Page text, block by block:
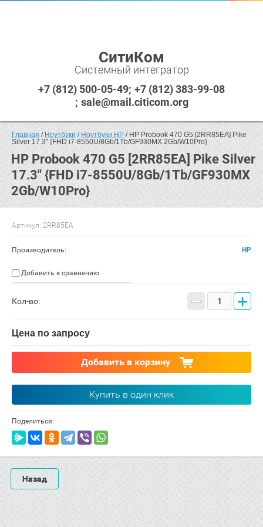
СитиКом
Системный интегратор
+7 (812) 500-05-49 +7 (812) 383-99-08
sale@mail.citicom.org
Главная / Ноутбуки / Ноутбуки HP / HP Probook 470 G5 [2RR85EA] Pike
Silver 17.3" {FHD i7-8550U/8Gb/1Tb/GF930MX 2Gb/W10Pro}
HP Probook 470 G5 [2RR85EA] Pike Silver
17.3" {FHD i7-8550U/8Gb/1Tb/GF930MX
2Gb/W10Pro}
Артикул: 2RR85EA
Производитель: HP
Добавить к сравнению
Кол-во: − +
Цена по запросу
Добавить в корзину
Купить в один клик
Поделиться:
Назад